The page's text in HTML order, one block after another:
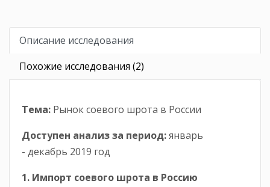
Описание исследования
Похожие исследования (2)
Тема: Рынок соевого шрота в России
Доступен анализ за период:январь
- декабрь 2019 год
1. Импорт соевого шрота в Россию